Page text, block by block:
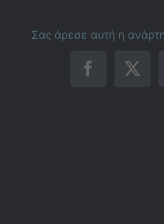
Σας άρεσε αυτή η
Facebook
X